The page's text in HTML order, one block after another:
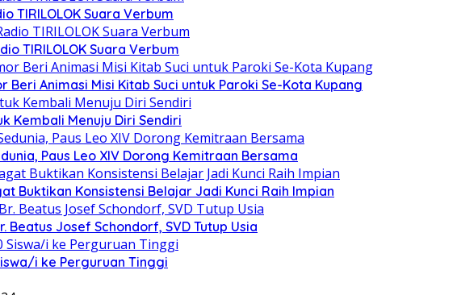
TIRILOLOK Suara Verbum
TIRILOLOK Suara Verbum
Beri Animasi Misi Kitab Suci untuk Paroki Se-Kota Kupang
Kembali Menuju Diri Sendiri
Paus Leo XIV Dorong Kemitraan Bersama
Buktikan Konsistensi Belajar Jadi Kunci Raih Impian
Beatus Josef Schondorf, SVD Tutup Usia
i ke Perguruan Tinggi